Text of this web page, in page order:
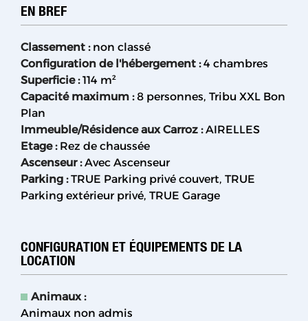
EN BREF
Classement : non classé
Configuration de l'hébergement : 4 chambres
Superficie: 114 m²
Capacité maximum : 8 personnes Tribu XXL Bon
Plan
Immeuble/Résidence aux Carroz : AIRELLES
Etage: Rez de chaussée
Ascenseur: Avec Ascenseur
Parking : TRUE Parking privé couvert TRUE
Parking extérieur privé TRUE Garage
CONFIGURATION ET ÉQUIPEMENTS DE LA
LOCATION
Animaux:
Animaux non admis